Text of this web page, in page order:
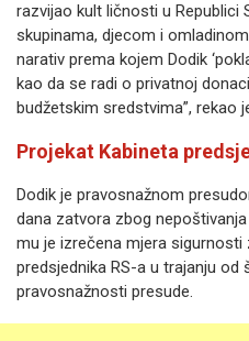
razvijao kult ličnosti u Republici
skupinama, djecom i
narativ prema kojem Dodik
kao da se radi o privatnoj
budžetskim sredstvima”, rekao
Projekat Kabineta
Dodik je pravosnažnom
dana zatvora zbog
mu je izrečena mjera sigurnosti
predsjednika RS-a u trajanju od
pravosnažnosti presude.